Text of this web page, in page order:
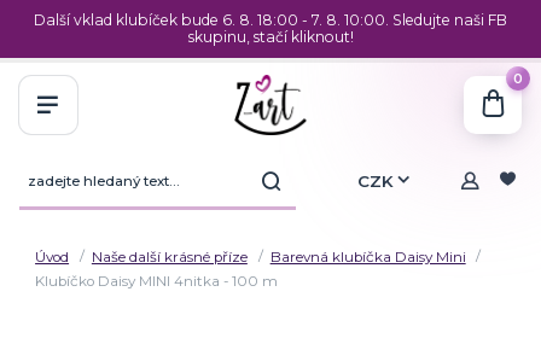
Další vklad klubíček bude 6. 8. 18:00 - 7. 8. 10:00. Sledujte naši FB
skupinu, stačí kliknout!
CZK
0
Úvod Naše další krásné příze
Barevná klubíčka Daisy Mini
Klubíčko Daisy MINI 4nitka - 100 m